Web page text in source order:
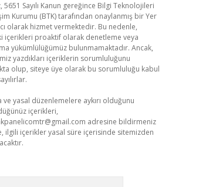
5651 Sayılı Kanun gereğince Bilgi Teknolojileri
Kurumu (BTK) tarafından onaylanmış bir Yer
olarak hizmet vermektedir. Bu nedenle,
içerikleri proaktif olarak denetleme veya
yükümlülüğümüz bulunmamaktadır. Ancak,
yazdıkları içeriklerin sorumluluğunu
olup, siteye üye olarak bu sorumluluğu kabul
ve yasal düzenlemelere aykırı olduğunu
içerikleri,
adresine bildirmeniz
ilgili içerikler yasal süre içerisinde sitemizden